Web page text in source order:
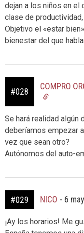
dejan a los niños en el
clase de
Objetivo el «estar
bienestar del que
#028
COMPRO
Se hará realidad algún
deberíamos empezar
vez que sean otro?
Autónomos del auto-
#029 NICO - 6
¡Ay los horarios! Me